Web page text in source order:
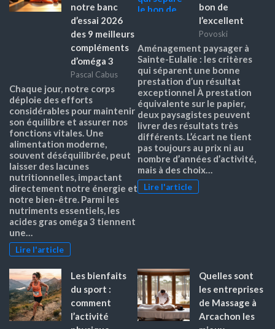
notre banc
d’essai 2026
des 9 meilleurs
compléments
d’oméga 3
Pascal Cabus
Chaque jour, notre corps
déploie des efforts
considérables pour maintenir
son équilibre et assurer nos
fonctions vitales. Une
alimentation moderne,
souvent déséquilibrée, peut
laisser des lacunes
nutritionnelles, impactant
directement notre énergie et
notre bien-être. Parmi les
nutriments essentiels, les
acides gras oméga 3 tiennent
une…
Lire l'article
bon de
l’excellent
Povoski
Aménagement paysager à
Sainte-Eulalie : les critères
qui séparent une bonne
prestation d’un résultat
exceptionnel À prestation
équivalente sur le papier,
deux paysagistes peuvent
livrer des résultats très
différents. L’écart ne tient
pas toujours au prix ni au
nombre d’années d’activité,
mais à des choix…
Lire l'article
Les bienfaits
du sport :
comment
l’activité
Quelles sont
les entreprises
de Massage à
Arcachon les